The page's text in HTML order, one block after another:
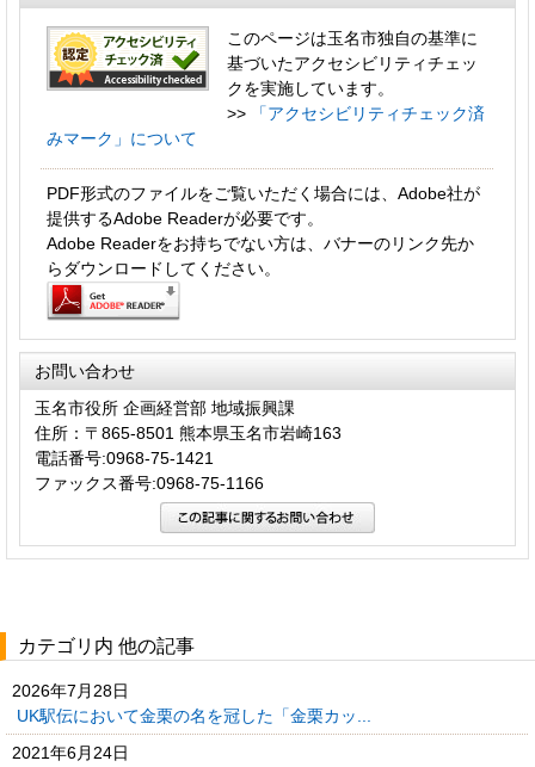
このページは玉名市独自の基準に
基づいたアクセシビリティチェッ
クを実施しています。
>>
「アクセシビリティチェック済
みマーク」について
PDF形式のファイルをご覧いただく場合には、Adobe社が
提供するAdobe Readerが必要です。
Adobe Readerをお持ちでない方は、バナーのリンク先か
らダウンロードしてください。
お問い合わせ
玉名市役所 企画経営部 地域振興課
住所：〒865-8501 熊本県玉名市岩崎163
電話番号:0968-75-1421
ファックス番号:0968-75-1166
カテゴリ内 他の記事
2026年7月28日
UK駅伝において金栗の名を冠した「金栗カッ...
2021年6月24日